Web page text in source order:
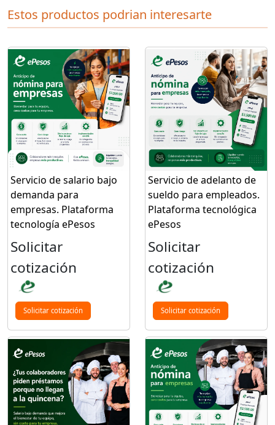
Estos productos podrian interesarte
Servicio de salario bajo
demanda para
empresas. Plataforma
tecnología ePesos
Solicitar
cotización
Solicitar cotización
Servicio de adelanto de
sueldo para empleados.
Plataforma tecnológica
ePesos
Solicitar
cotización
Solicitar cotización